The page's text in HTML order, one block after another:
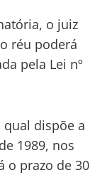
o juiz
réu poderá
pela Lei nº
qual dispõe a
1989, nos
o prazo de 30